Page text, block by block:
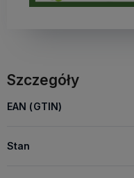
Szczegóły
EAN (GTIN)
Stan